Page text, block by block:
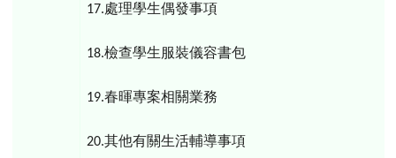
17.處理學生偶發事項
18.檢查學生服裝儀容書包
19.春暉專案相關業務
20.其他有關生活輔導事項